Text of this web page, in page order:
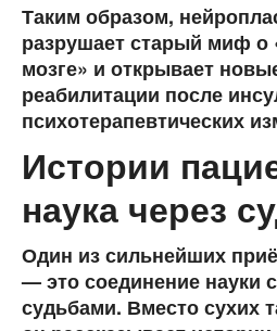
Таким образом,
разрушает старый миф о
мозге» и открывает
реабилитации после
психотерапевтических
Истории
наука через
Один из сильнейших
— это соединение науки
судьбами. Вместо сухих